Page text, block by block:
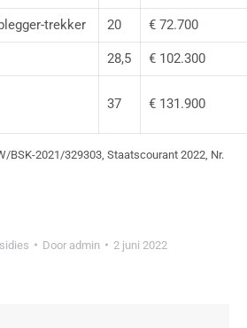
trekker 20 € 72.700
28,5 € 102.300
37 € 131.900
BSK-2021/329303, Staatscourant 2022, Nr.
Door admin 2 juni 2022